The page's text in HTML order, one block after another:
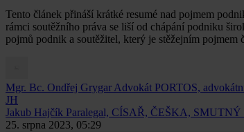
Tento článek přináší krátké resumé nad pojmem
rámci soutěžního práva se liší od chápání podniku
pojmů podnik a soutěžitel, který je stěžejním pojmem
Mgr. Bc. Ondřej Grygar Advokát PORTOS,
JH
Jakub Hajčík Paralegal, CÍSAŘ, ČEŠKA, SMUTNÝ
25. srpna 2023, 05:29